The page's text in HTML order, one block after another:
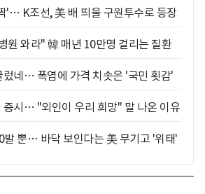
'… K조선, 美 배 띄울 구원투수로 등장
원 와라" 韓 매년 10만명 걸리는 질환
렀네… 폭염에 가격 치솟은 '국민 횟감'
증시… "외인이 우리 희망" 말 나온 이유
발 뿐… 바닥 보인다는 美 무기고 '위태'